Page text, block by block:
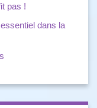
pas !
dans la